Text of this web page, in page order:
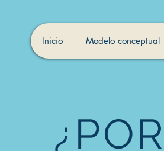
Inicio Modelo conceptual